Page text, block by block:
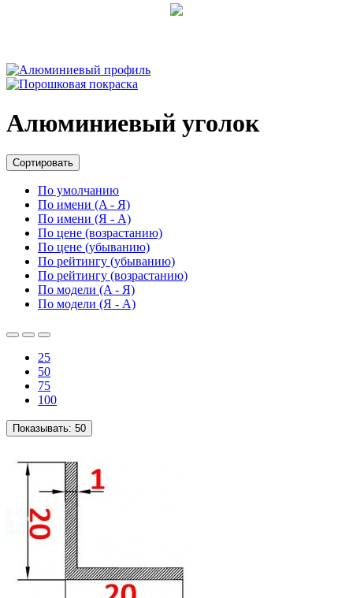
Алюминиевый уголок
Сортировать
По умолчанию
По имени (A - Я)
По имени (Я - A)
По цене (возрастанию)
По цене (убыванию)
По рейтингу (убыванию)
По рейтингу (возрастанию)
По модели (A - Я)
По модели (Я - A)
25
50
75
100
Показывать: 50